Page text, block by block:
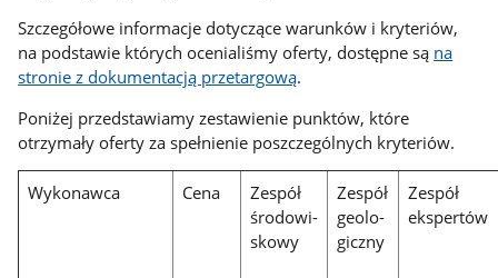
Szczegółowe informacje dotyczące warunków i kryteriów,
na podstawie których ocenialiśmy oferty, dostępne są na
stronie z dokumentacją przetargową.
Poniżej przedstawiamy zestawienie punktów, które
otrzymały oferty za spełnienie poszczególnych kryteriów.
Wykonawca Cena
Zespół
środowi-
skowy
Zespół
geolo-
giczny
Zespół
ekspertów